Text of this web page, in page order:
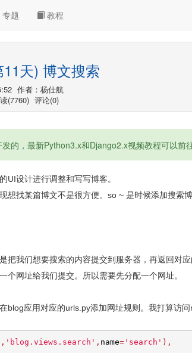
专题 教程
天) 博文搜索
作者：杨仕航
(7760) 评论(0)
的，最新Python3.x和Django2.x视频教程可以前
UI设计进行调整和写写博客。
想找某篇博文不是很方便。so ~ 是时候添加搜索博
把我们想要搜索的内容提交到服务器，再返回对应
个网址给我们提交。所以需要先分配一个网址。
blog应用对应的urls.py添加网址规则。我打算访
, 'blog.views.search' , name='search' ),